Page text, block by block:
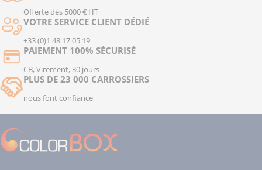
interventions une finition fiable et durable grâce à
l'expertise ColorBox.
Offerte dès 5000 € HT
VOTRE SERVICE CLIENT DÉDIÉ
+33 (0)1 48 17 05 19
PAIEMENT 100% SÉCURISÉ
CB, Virement, 30 jours
PLUS DE 23 000 CARROSSIERS
nous font confiance